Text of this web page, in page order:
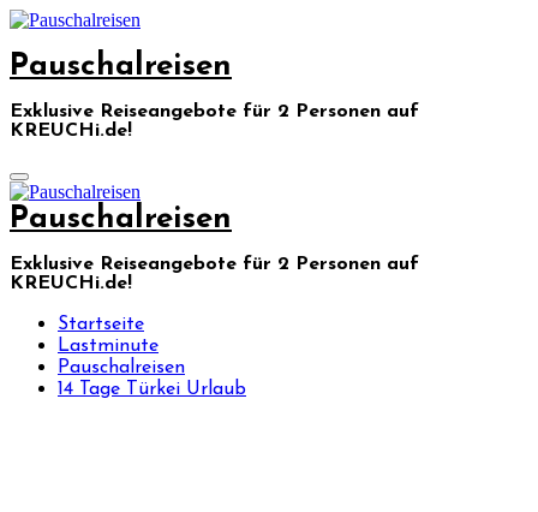
Skip
content
Pauschalreisen
Exklusive Reiseangebote für 2 Personen auf
KREUCHi.de!
Pauschalreisen
Exklusive Reiseangebote für 2 Personen auf
KREUCHi.de!
Startseite
Lastminute
Pauschalreisen
14 Tage Türkei Urlaub